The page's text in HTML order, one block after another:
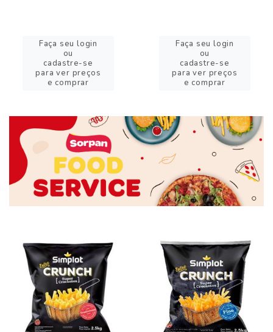
Faça seu login
ou
cadastre-se
para ver preços
e comprar
Faça seu login
ou
cadastre-se
para ver preços
e comprar